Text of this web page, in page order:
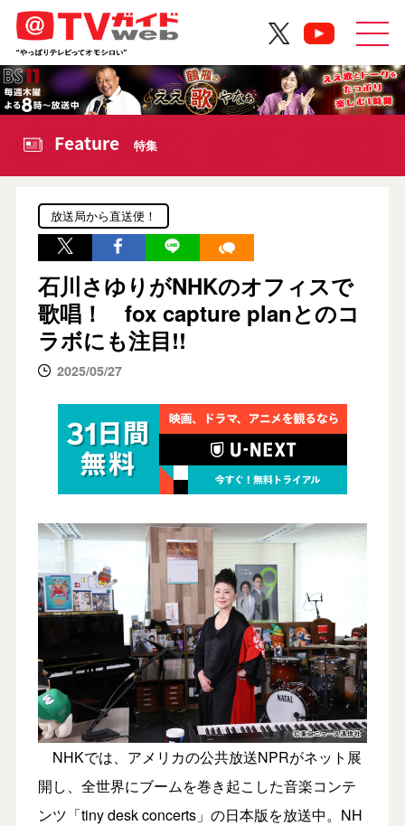
Feature 特集
放送局から直送便！
石川さゆりがNHKのオフィスで
歌唱！ fox capture planとのコ
ラボにも注目!!
2025/05/27
NHKでは、アメリカの公共放送NPRがネット展
開し、全世界にブームを巻き起こした音楽コンテ
ンツ「tiny desk concerts」の日本版を放送中。NH